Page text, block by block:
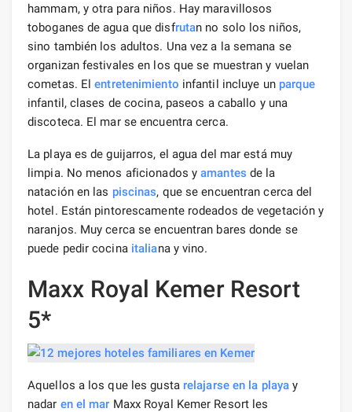
hammam, y otra para niños. Hay maravillosos
toboganes de agua que disfrutan no solo los niños,
sino también los adultos. Una vez a la semana se
organizan festivales en los que se muestran y vuelan
cometas. Elentretenimiento infantil incluye un parque
infantil, clases de cocina, paseos a caballo y una
discoteca. El mar se encuentra cerca.
La playa es de guijarros, el agua del mar está muy
limpia. No menos aficionados yamantes de la
natación en las piscinas, que se encuentran cerca del
hotel. Están pintorescamente rodeados de vegetación y
naranjos. Muy cerca se encuentran bares donde se
puede pedir cocina italiana y vino.
Maxx Royal Kemer Resort
5*
Aquellos a los que les gusta relajarse en la playa y
nadar en el mar Maxx Royal Kemer Resort les